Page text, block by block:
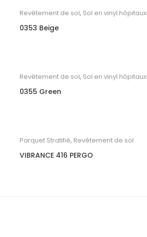
Revêtement de sol, Sol en vinyl hôpitaux
0353 Beige
Revêtement de sol, Sol en vinyl hôpitaux
0355 Green
Parquet Stratifié, Revêtement de sol
VIBRANCE 416 PERGO